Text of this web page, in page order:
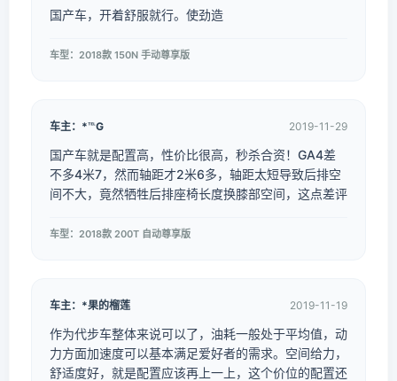
国产车，开着舒服就行。使劲造
车型：2018款 150N 手动尊享版
车主：*℡G 2019-11-29
国产车就是配置高，性价比很高，秒杀合资！GA4差
不多4米7，然而轴距才2米6多，轴距太短导致后排空
间不大，竟然牺牲后排座椅长度换膝部空间，这点差评
车型：2018款 200T 自动尊享版
车主：*果的榴莲 2019-11-19
作为代步车整体来说可以了，油耗一般处于平均值，动
力方面加速度可以基本满足爱好者的需求。空间给力，
舒适度好，就是配置应该再上一上，这个价位的配置还